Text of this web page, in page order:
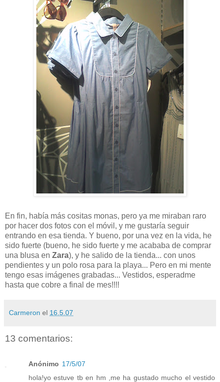
En fin, había más cositas monas, pero ya me miraban raro
por hacer dos fotos con el móvil, y me gustaría seguir
entrando en esa tienda. Y bueno, por una vez en la vida, he
sido fuerte (bueno, he sido fuerte y me acababa de comprar
una blusa en Zara), y he salido de la tienda... con unos
pendientes y un polo rosa para la playa... Pero en mi mente
tengo esas imágenes grabadas... Vestidos, esperadme
hasta que cobre a final de mes!!!!
Carmeron el 16.5.07
13 comentarios:
Anónimo 17/5/07
hola!yo estuve tb en hm ,me ha gustado mucho el vestido